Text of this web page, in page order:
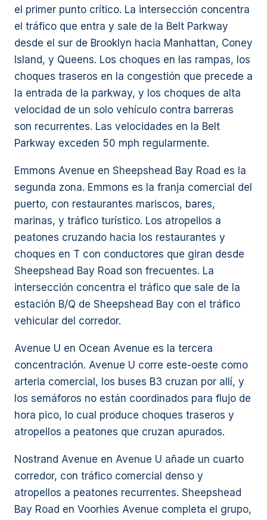
el primer punto crítico. La intersección concentra
el tráfico que entra y sale de la Belt Parkway
desde el sur de Brooklyn hacia Manhattan, Coney
Island, y Queens. Los choques en las rampas, los
choques traseros en la congestión que precede a
la entrada de la parkway, y los choques de alta
velocidad de un solo vehículo contra barreras
son recurrentes. Las velocidades en la Belt
Parkway exceden 50 mph regularmente.
Emmons Avenue en Sheepshead Bay Road es la
segunda zona. Emmons es la franja comercial del
puerto, con restaurantes mariscos, bares,
marinas, y tráfico turístico. Los atropellos a
peatones cruzando hacia los restaurantes y
choques en T con conductores que giran desde
Sheepshead Bay Road son frecuentes. La
intersección concentra el tráfico que sale de la
estación B/Q de Sheepshead Bay con el tráfico
vehicular del corredor.
Avenue U en Ocean Avenue es la tercera
concentración. Avenue U corre este-oeste como
arteria comercial, los buses B3 cruzan por allí, y
los semáforos no están coordinados para flujo de
hora pico, lo cual produce choques traseros y
atropellos a peatones que cruzan apurados.
Nostrand Avenue en Avenue U añade un cuarto
corredor, con tráfico comercial denso y
atropellos a peatones recurrentes. Sheepshead
Bay Road en Voorhies Avenue completa el grupo,